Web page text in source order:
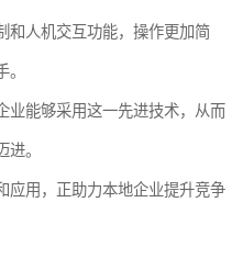
和人机交互功能，操作更加简
业能够采用这一先进技术，从而
。
应用，正助力本地企业提升竞争